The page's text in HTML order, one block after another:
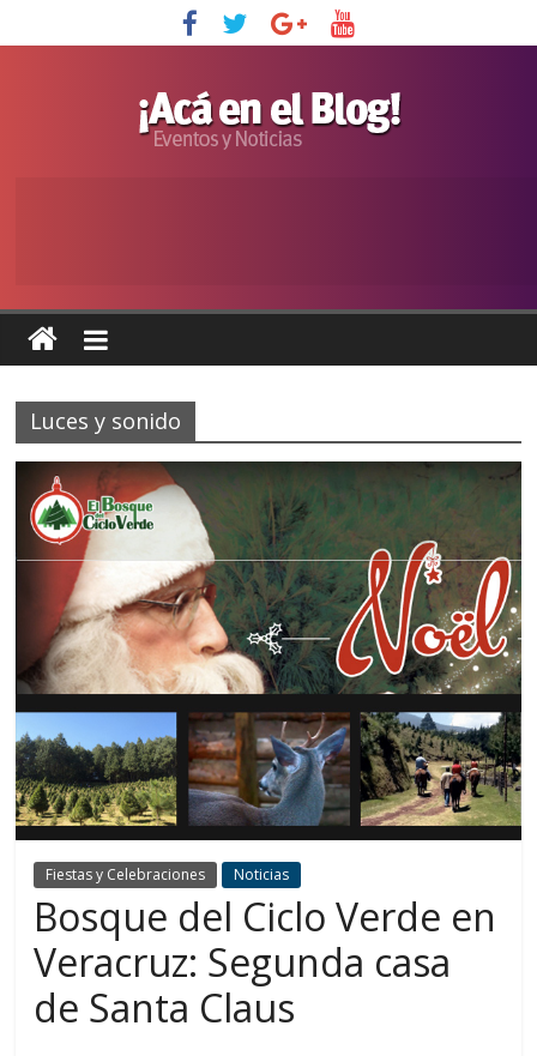
Luces y sonido
Fiestas y Celebraciones Noticias
Bosque del Ciclo Verde en
Veracruz: Segunda casa
de Santa Claus